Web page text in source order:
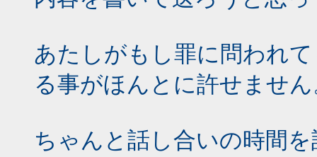
あたしがもし罪に問われ
る事がほんとに許せませ
ちゃんと話し合いの時間